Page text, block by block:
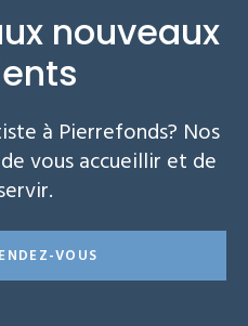
nouveaux
à Pierrefonds? Nos
vous accueillir et de
VOUS